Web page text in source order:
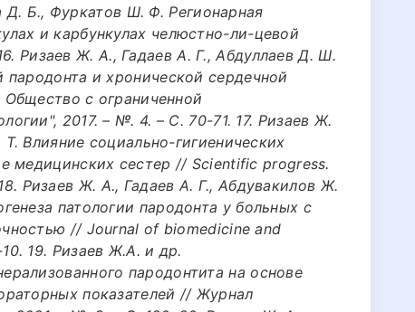
Д. Б., Фуркатов Ш. Ф. Регионарная
и карбункулах челюстно-ли-цевой
Ризаев Ж. А., Гадаев А. Г., Абдуллаев Д. Ш.
пародонта и хронической сердечной
с ограниченной
2017. – №. 4. – С. 70-71. 17. Ризаев Ж.
Влияние социально-гигиенических
медицинских сестер // Scientific progress.
Ризаев Ж. А., Гадаев А. Г., Абдувакилов Ж.
патологии пародонта у больных с
// Journal of biomedicine and
19. Ризаев Ж.А. и др.
пародонтита на основе
показателей // Журнал